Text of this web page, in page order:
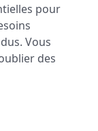
pour
Vous
des